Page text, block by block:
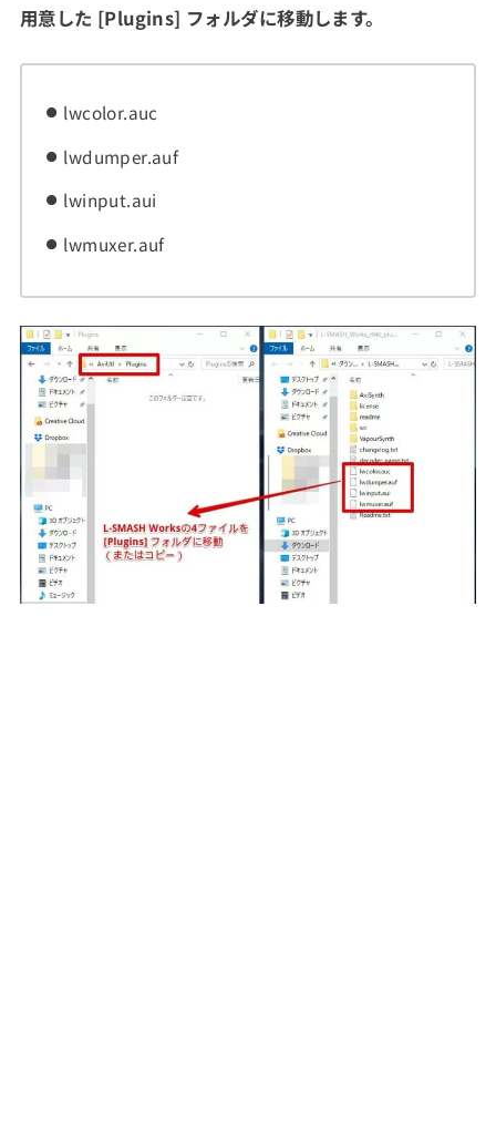
用意した [Plugins] フォルダに移動します。
lwcolor.auc
lwdumper.auf
lwinput.aui
lwmuxer.auf